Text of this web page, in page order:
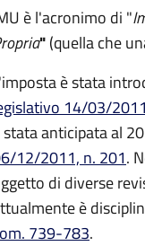
è l'acronimo di "
"(quella che
è stata
14/03/
stata anticipata al
12/2011, n. 201.
di diverse
è
739-783.